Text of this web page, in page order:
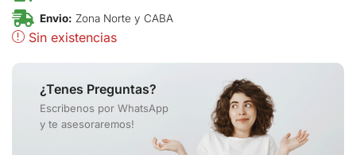
Envio: Zona Norte y CABA
Sin existencias
¿Tenes Preguntas?
Escribenos por WhatsApp
y te asesoraremos!